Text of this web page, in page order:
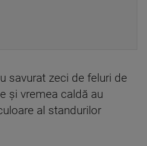
savurat zeci de feluri de
şi vremea caldă au
al standurilor